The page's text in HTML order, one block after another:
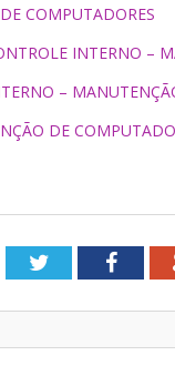
COMPUTADORES
INTERNO –
–
DE
Twitter